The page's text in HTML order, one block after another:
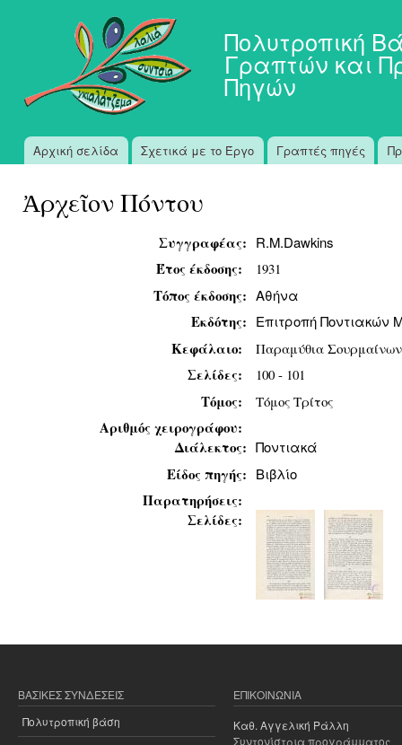
Πολυτροπική
Γραπτών και
Πηγών
Κύριο μενού
Αρχική σελίδα Σχετικά με το Έργο Γραπτές πηγές
Ἀρχεῖον Πόντου
Συγγραφέας: R.M.Dawkins
Έτος έκδοσης: 1931
Τόπος έκδοσης: Αθήνα
Εκδότης: Επιτροπή Ποντιακών
Κεφάλαιο: Παραμύθια
Σελίδες: 100 - 101
Τόμος: Τόμος Τρίτος
Αριθμός χειρογράφου:
Διάλεκτος: Ποντιακά
Είδος πηγής: Βιβλίο
Παρατηρήσεις:
Σελίδες:
ΒΑΣΙΚΈΣ ΣΥΝΔΈΣΕΙΣ
Πολυτροπική βάση
ΕΠΙΚΟΙΝΩΝΊΑ
Καθ. Αγγελική Ράλλη
Συντονίστρια προγράμματος